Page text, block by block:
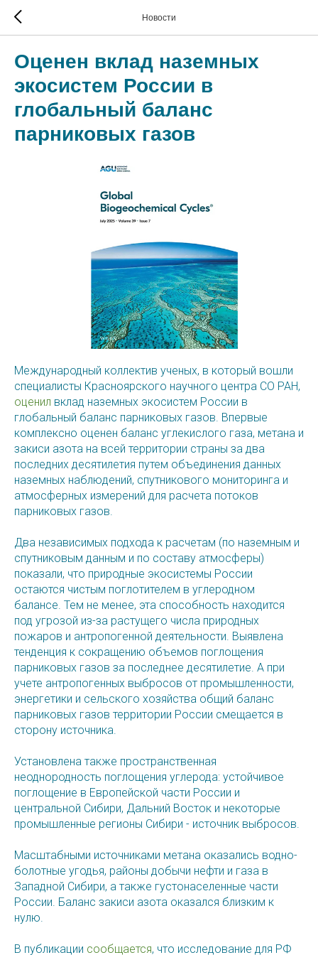
Новости
Оценен вклад наземных
экосистем России в
глобальный баланс
парниковых газов
Международный коллектив ученых, в который вошли
специалисты Красноярского научного центра СО РАН,
оценил вклад наземных экосистем России в
глобальный баланс парниковых газов. Впервые
комплексно оценен баланс углекислого газа, метана и
закиси азота на всей территории страны за два
последних десятилетия путем объединения данных
наземных наблюдений, спутникового мониторинга и
атмосферных измерений для расчета потоков
парниковых газов.
Два независимых подхода к расчетам (по наземным и
спутниковым данным и по составу атмосферы)
показали, что природные экосистемы России
остаются чистым поглотителем в углеродном
балансе. Тем не менее, эта способность находится
под угрозой из-за растущего числа природных
пожаров и антропогенной деятельности. Выявлена
тенденция к сокращению объемов поглощения
парниковых газов за последнее десятилетие. А при
учете антропогенных выбросов от промышленности,
энергетики и сельского хозяйства общий баланс
парниковых газов территории России смещается в
сторону источника.
Установлена также пространственная
неоднородность поглощения углерода: устойчивое
поглощение в Европейской части России и
центральной Сибири, Дальний Восток и некоторые
промышленные регионы Сибири - источник выбросов.
Масштабными источниками метана оказались водно-
болотные угодья, районы добычи нефти и газа в
Западной Сибири, а также густонаселенные части
России. Баланс закиси азота оказался близким к
нулю.
В публикации сообщается, что исследование для РФ